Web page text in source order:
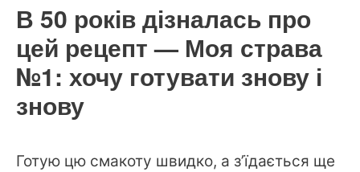
В 50 років дізналась про
цей рецепт — Моя страва
№1: хочу готувати знову і
знову
Готую цю смакоту швидко, а з’їдається ще